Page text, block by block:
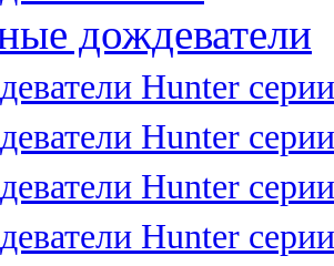
дождеватели
Hunter
Hunter
Hunter
Hunter